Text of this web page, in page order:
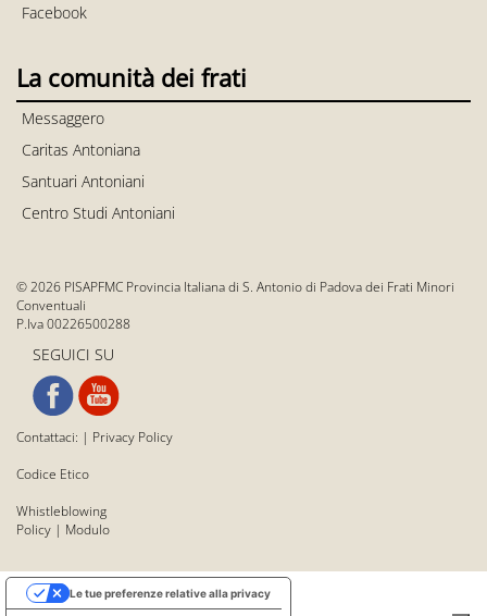
Facebook
La comunità dei frati
Messaggero
Caritas Antoniana
Santuari Antoniani
Centro Studi Antoniani
© 2026 PISAPFMC Provincia Italiana di S. Antonio di Padova dei Frati Minori
Conventuali
P.Iva 00226500288
SEGUICI SU
Contattaci: | Privacy Policy
Codice Etico
Whistleblowing
Policy | Modulo
Le tue preferenze relative alla privacy